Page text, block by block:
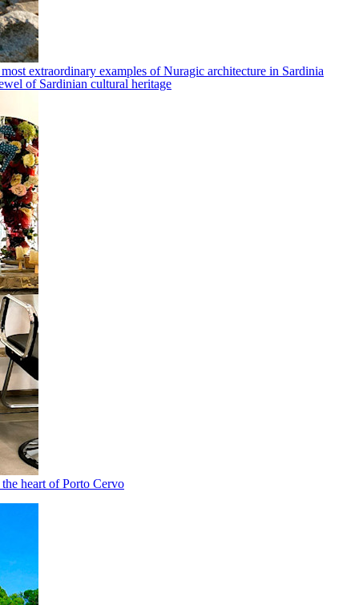
extraordinary examples of Nuragic architecture in Sardinia
of Sardinian cultural heritage
heart of Porto Cervo